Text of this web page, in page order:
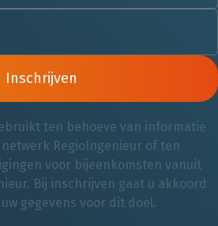
Inschrijven
ten behoeve van informatie
RegioIngenieur of ten
voor bijeenkomsten vanuit
Bij inschrijven gaat u akkoord
gegevens voor dit doel.